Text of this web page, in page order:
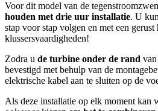
Voor dit model van de
houden met drie uur installatie. U
stap voor stap volgen en met een
klussersvaardigheden!
Zodra u de turbine onder de rand
bevestigd met behulp van de
elektrische kabel aan te sluiten op de
Als deze installatie op elk moment kan